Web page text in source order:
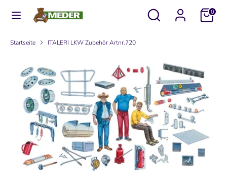
zum
Suchen
Durchsuchen
Sie
Shop
0
SuchenDurchsuchen
unseren
Shop
Startseite ITALERI LKW Zubehör Artnr.720